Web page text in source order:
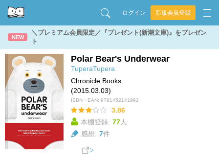
ログイン 新規会員登録
NEW
＼プレミアム会員限定／『プレゼント(新潮文庫)』をプレゼン
ト
Polar Bear's Underwear
TuperaTupera
Chronicle Books
(2015.03.03)
ISBN・EAN: 9781452141992
3.86
本棚登録: 77人
感想: 7件